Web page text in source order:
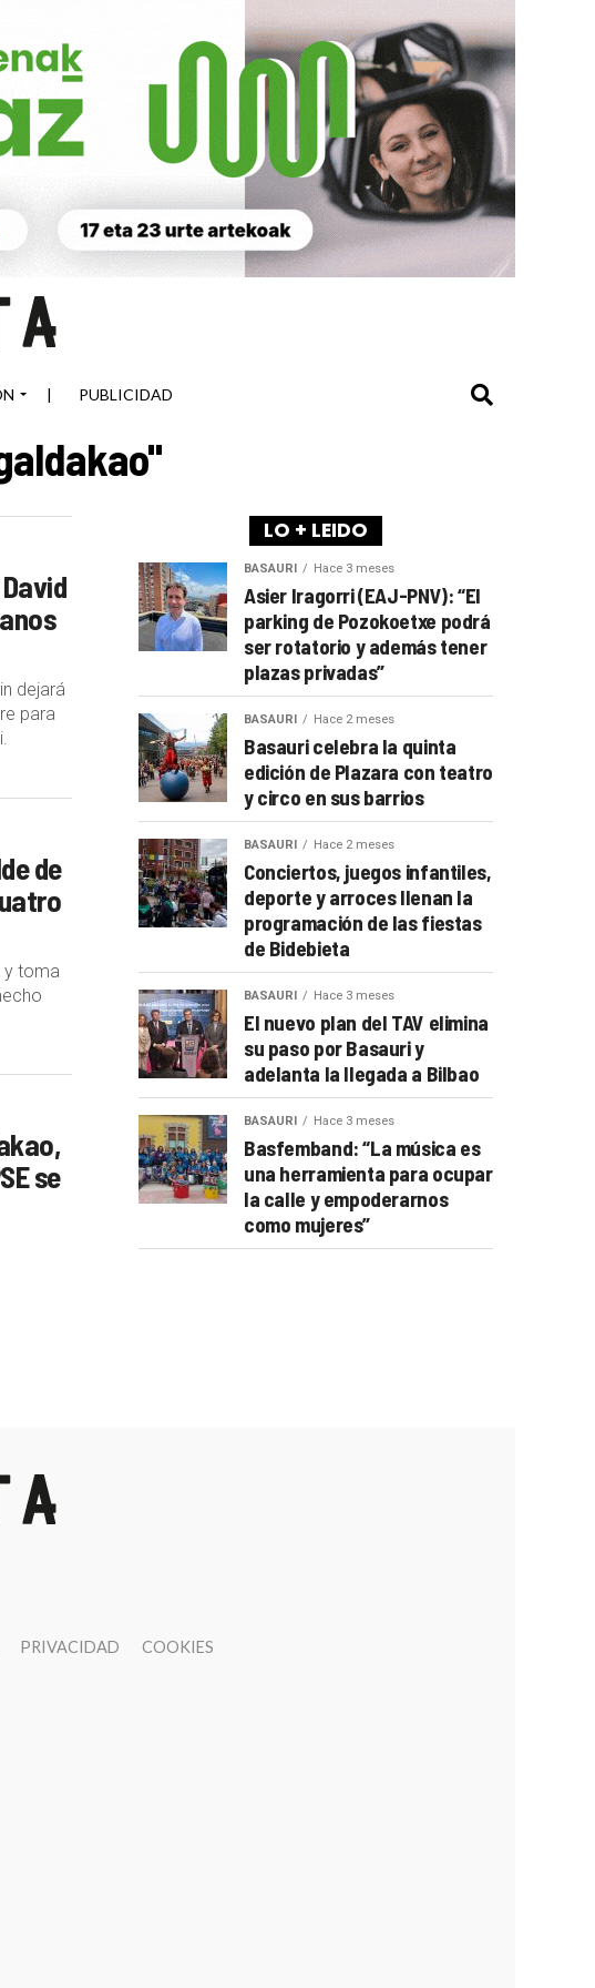
| PUBLICIDAD
dejará
para
de
y toma
se
LO + LEIDO
BASAURI Hace 3 meses
Asier Iragorri (EAJ-PNV): “El
parking de Pozokoetxe podrá
ser rotatorio y además tener
plazas privadas”
BASAURI Hace 2 meses
Basauri celebra la quinta
edición de Plazara con teatro
y circo en sus barrios
BASAURI Hace 2 meses
Conciertos, juegos infantiles,
deporte y arroces llenan la
programación de las fiestas
de Bidebieta
BASAURI Hace 3 meses
El nuevo plan del TAV elimina
su paso por Basauri y
adelanta la llegada a Bilbao
BASAURI Hace 3 meses
Basfemband: “La música es
una herramienta para ocupar
la calle y empoderarnos
como mujeres”
PRIVACIDAD COOKIES